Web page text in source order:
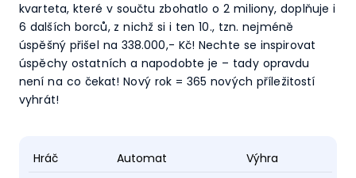
kvarteta, které v součtu zbohatlo o 2 miliony, doplňuje i
6 dalších borců, z nichž si i ten 10., tzn. nejméně
úspěšný přišel na 338.000,- Kč! Nechte se inspirovat
úspěchy ostatních a napodobte je – tady opravdu
není na co čekat! Nový rok = 365 nových příležitostí
vyhrát!
Hráč Automat
Výhra